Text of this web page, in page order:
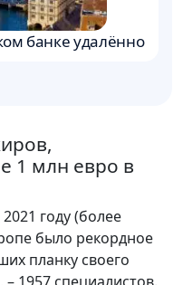
банке удалённо
1 млн евро в
году (более
было рекордное
планку своего